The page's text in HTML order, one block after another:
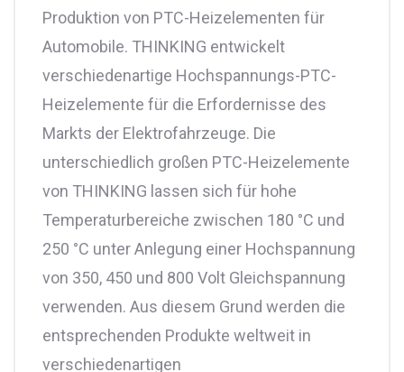
Produktion von PTC-Heizelementen für
Automobile. THINKING entwickelt
verschiedenartige Hochspannungs-PTC-
Heizelemente für die Erfordernisse des
Markts der Elektrofahrzeuge. Die
unterschiedlich großen PTC-Heizelemente
von THINKING lassen sich für hohe
Temperaturbereiche zwischen 180 °C und
250 °C unter Anlegung einer Hochspannung
von 350, 450 und 800 Volt Gleichspannung
verwenden. Aus diesem Grund werden die
entsprechenden Produkte weltweit in
verschiedenartigen